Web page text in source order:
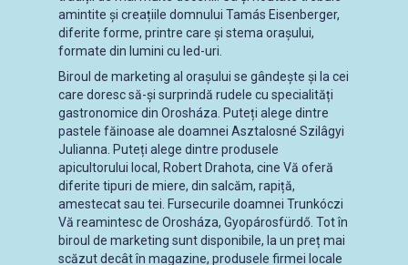
amintite și creațiile domnului Tamás Eisenberger,
diferite forme, printre care și stema orașului,
formate din lumini cu led-uri.
Biroul de marketing al orașului se gândește și la cei
care doresc să-și surprindă rudele cu specialități
gastronomice din Orosháza. Puteți alege dintre
pastele făinoase ale doamnei Asztalosné Szilâgyi
Julianna. Puteți alege dintre produsele
apicultorului local, Robert Drahota, cine Vă oferă
diferite tipuri de miere, din salcăm, rapiță,
amestecat sau tei. Fursecurile doamnei Trunkóczi
Vă reamintesc de Orosháza, Gyopárosfürdő. Tot în
biroul de marketing sunt disponibile, la un preț mai
scăzut decât în magazine, produsele firmei locale